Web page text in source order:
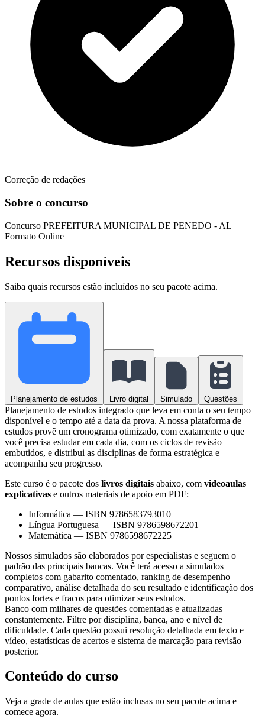
Correção de redações
Sobre o concurso
Concurso PREFEITURA MUNICIPAL DE PENEDO - AL
Formato Online
Recursos disponíveis
Saiba quais recursos estão incluídos no seu pacote acima.
Planejamento de estudos Livro digital Simulado Questões
Planejamento de estudos integrado que leva em conta o seu tempo
disponível e o tempo até a data da prova. A nossa plataforma de
estudos provê um cronograma otimizado, com exatamente o que
você precisa estudar em cada dia, com os ciclos de revisão
embutidos, e distribui as disciplinas de forma estratégica e
acompanha seu progresso.
Este curso é o pacote dos livros digitais abaixo, com videoaulas
explicativas e outros materiais de apoio em PDF:
Informática — ISBN 9786583793010
Língua Portuguesa — ISBN 9786598672201
Matemática — ISBN 9786598672225
Nossos simulados são elaborados por especialistas e seguem o
padrão das principais bancas. Você terá acesso a simulados
completos com gabarito comentado, ranking de desempenho
comparativo, análise detalhada do seu resultado e identificação dos
pontos fortes e fracos para otimizar seus estudos.
Banco com milhares de questões comentadas e atualizadas
constantemente. Filtre por disciplina, banca, ano e nível de
dificuldade. Cada questão possui resolução detalhada em texto e
vídeo, estatísticas de acertos e sistema de marcação para revisão
posterior.
Conteúdo do curso
Veja a grade de aulas que estão inclusas no seu pacote acima e
comece agora.